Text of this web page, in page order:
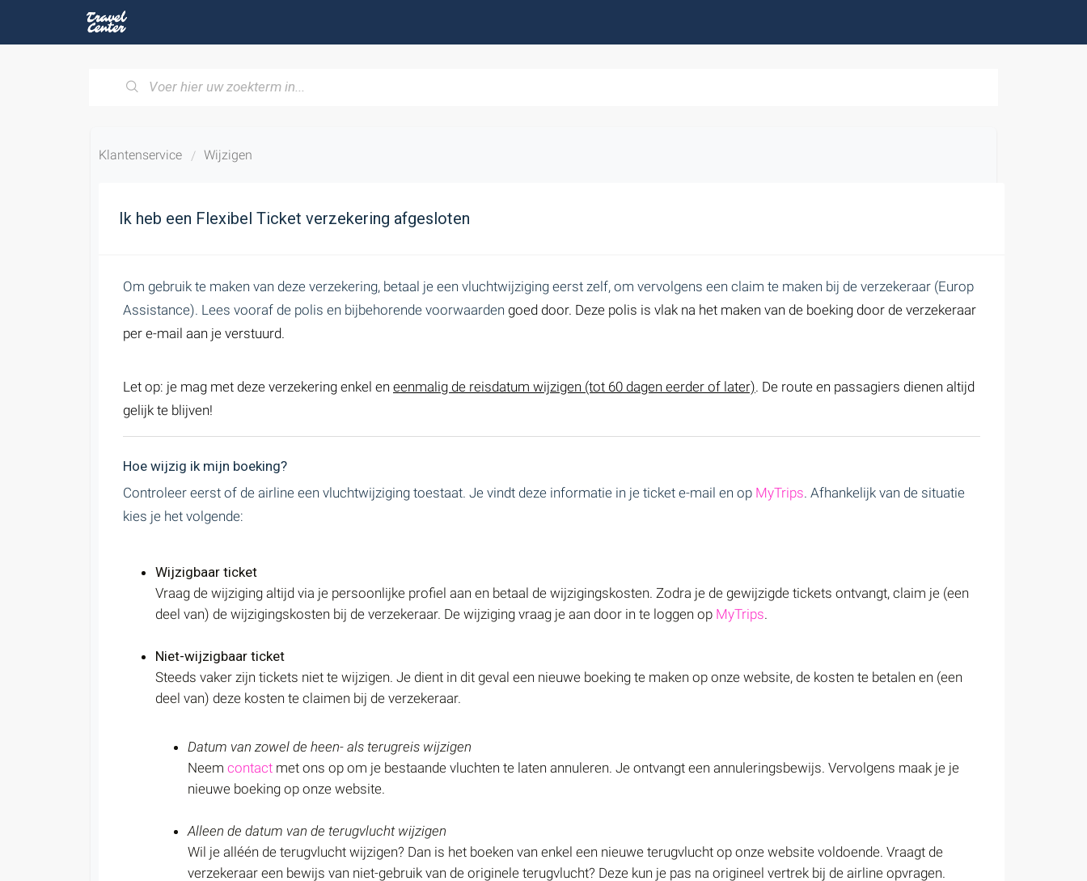
Klantenservice Wijzigen
Ik heb een Flexibel Ticket verzekering afgesloten
Om gebruik te maken van deze verzekering, betaal je een vluchtwijziging eerst zelf, om vervolgens een claim te maken bij de verzekeraar (Europ
Assistance). Lees vooraf de polis en bijbehorende voorwaarden goed door. Deze polis is vlak na het maken van de boeking door de verzekeraar
per e-mail aan je verstuurd.
Let op: je mag met deze verzekering enkel en eenmalig de reisdatum wijzigen (tot 60 dagen eerder of later). De route en passagiers dienen altijd
gelijk te blijven!
Hoe wijzig ik mijn boeking?
Controleer eerst of de airline een vluchtwijziging toestaat. Je vindt deze informatie in je ticket e-mail en op MyTrips. Afhankelijk van de situatie
kies je het volgende:
Wijzigbaar ticket
Vraag de wijziging altijd via je persoonlijke profiel aan en betaal de wijzigingskosten. Zodra je de gewijzigde tickets ontvangt, claim je (een
deel van) de wijzigingskosten bij de verzekeraar. De wijziging vraag je aan door in te loggen op MyTrips.
Niet-wijzigbaar ticket
Steeds vaker zijn tickets niet te wijzigen. Je dient in dit geval een nieuwe boeking te maken op onze website, de kosten te betalen en (een
deel van) deze kosten te claimen bij de verzekeraar.
Datum van zowel de heen- als terugreis wijzigen
Neem contact met ons op om je bestaande vluchten te laten annuleren. Je ontvangt een annuleringsbewijs. Vervolgens maak je je
nieuwe boeking op onze website.
Alleen de datum van de terugvlucht wijzigen
Wil je alléén de terugvlucht wijzigen? Dan is het boeken van enkel een nieuwe terugvlucht op onze website voldoende. Vraagt de
verzekeraar een bewijs van niet-gebruik van de originele terugvlucht? Deze kun je pas na origineel vertrek bij de airline opvragen.